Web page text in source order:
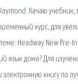
Качаю учебник,
курс, для
Headway New Pre-
язык дома? Для
электронную книгу по